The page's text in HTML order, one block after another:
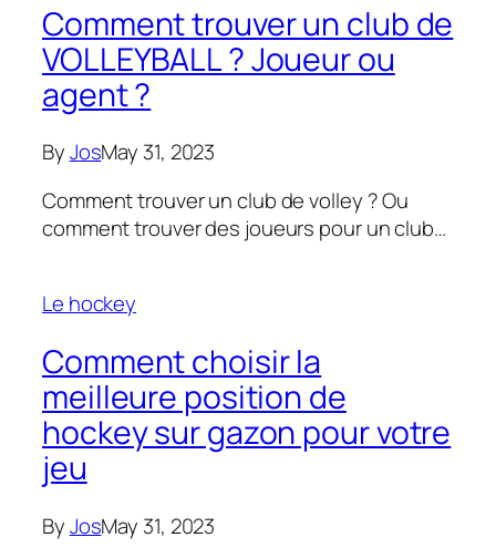
Comment trouver un club de
VOLLEYBALL ? Joueur ou
agent ?
ByJosMay 31, 2023
Comment trouver un club de volley ? Ou
comment trouver des joueurs pour un club…
Le hockey
Comment choisir la
meilleure position de
hockey sur gazon pour votre
jeu
ByJosMay 31, 2023